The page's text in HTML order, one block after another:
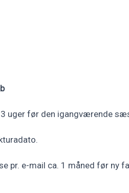
uger før den igangværende
pr. e-mail ca. 1 måned før ny